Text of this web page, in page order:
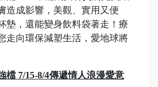
造成影響，美觀、實用又便
墊，還能變身飲料袋著走！療
走向環保減塑生活，愛地球將
檔 7/15-8/4傳遞情人浪漫愛意